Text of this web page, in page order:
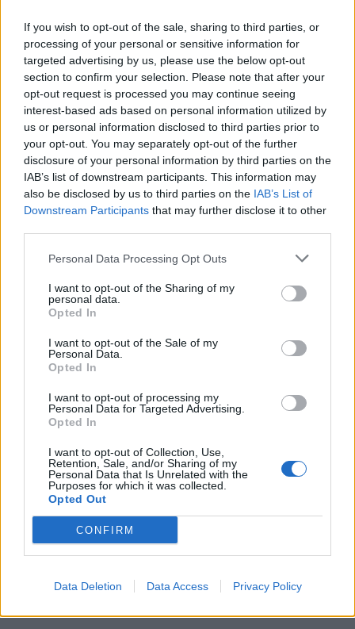
If you wish to opt-out of the sale, sharing to third parties, or
processing of your personal or sensitive information for
targeted advertising by us, please use the below opt-out
section to confirm your selection. Please note that after your
opt-out request is processed you may continue seeing
interest-based ads based on personal information utilized by
us or personal information disclosed to third parties prior to
your opt-out. You may separately opt-out of the further
disclosure of your personal information by third parties on the
IAB’s list of downstream participants. This information may
also be disclosed by us to third parties on the IAB’s List of
Downstream Participants that may further disclose it to other
Personal Data Processing Opt Outs
I want to opt-out of the Sharing of my
personal data.
Opted In
I want to opt-out of the Sale of my
Personal Data.
Opted In
I want to opt-out of processing my
Personal Data for Targeted Advertising.
Opted In
I want to opt-out of Collection, Use,
Retention, Sale, and/or Sharing of my
Personal Data that Is Unrelated with the
Purposes for which it was collected.
Opted Out
CONFIRM
Data Deletion Data Access Privacy Policy
OMEGR